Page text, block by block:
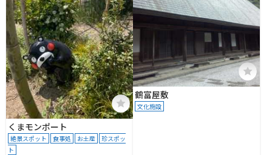
くまモンポート
絶景スポット 食事処 お土産
珍スポッ
ト
鶴富屋敷
文化施設